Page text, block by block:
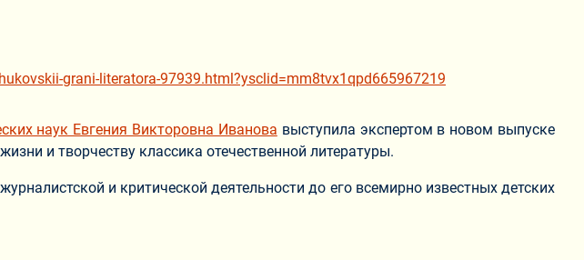
grani-literatora-97939.html?ysclid=mm8tvx1qpd665967219
наук Евгения Викторовна Иванова выступила экспертом в новом выпуске
и творчеству классика отечественной литературы.
и критической деятельности до его всемирно известных детских